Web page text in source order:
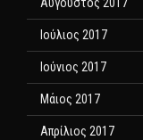
Ιούλιος 2017
Ιούνιος 2017
Μάιος 2017
Απρίλιος 2017